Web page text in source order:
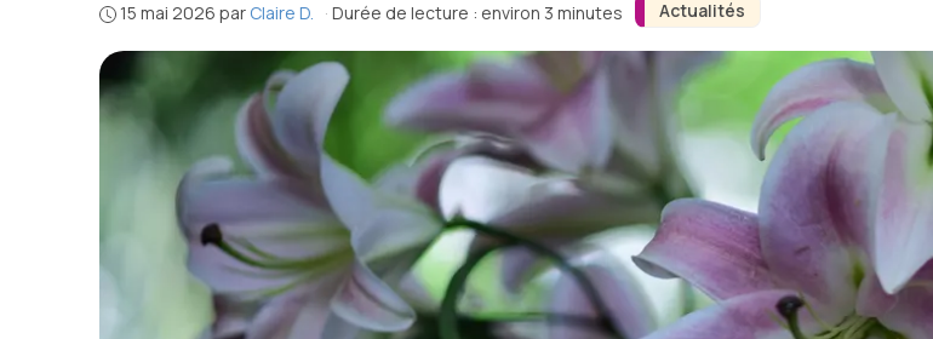
Actualités
15 mai 2026 par Claire D. · Durée de lecture : environ 3 minutes